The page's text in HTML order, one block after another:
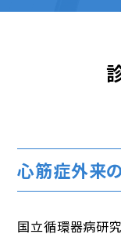
心筋症外来
国立循環器病研